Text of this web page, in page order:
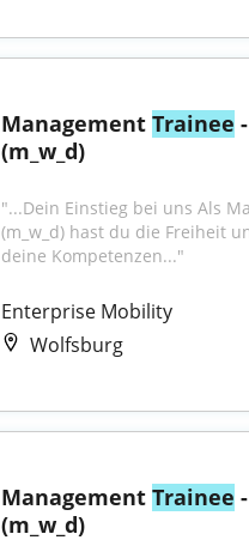
Management Trainee
(m_w_d)
"...Dein Einstieg bei uns Als
(m_w_d) hast du die Freiheit
deine Kompetenzen..."
Enterprise Mobility
Wolfsburg
Management Trainee
(m_w_d)